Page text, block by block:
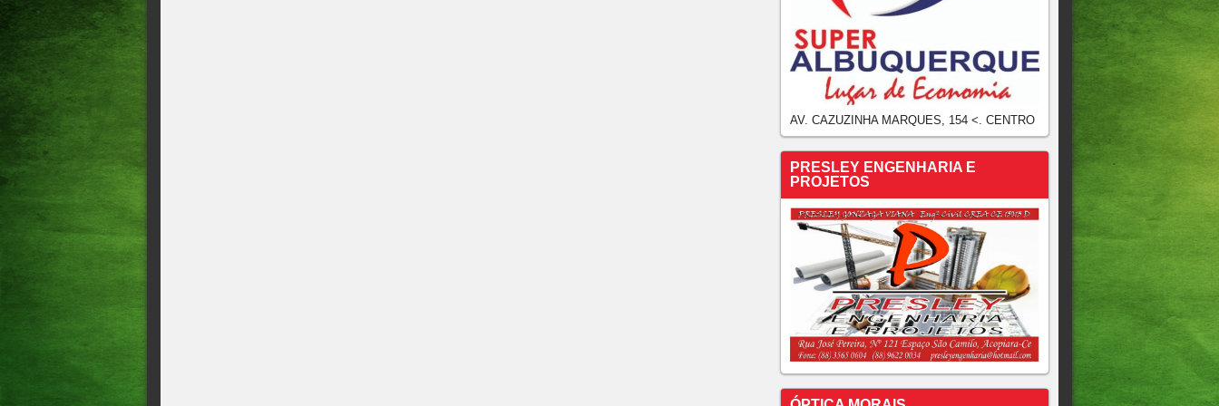
AV. CAZUZINHA MARQUES, 154 <. CENTRO
PRESLEY ENGENHARIA E
PROJETOS